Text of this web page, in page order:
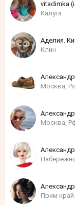
vitadimka
Калуга
Аделия.
Клин
Александр
Москва,
Москва,
Прим край